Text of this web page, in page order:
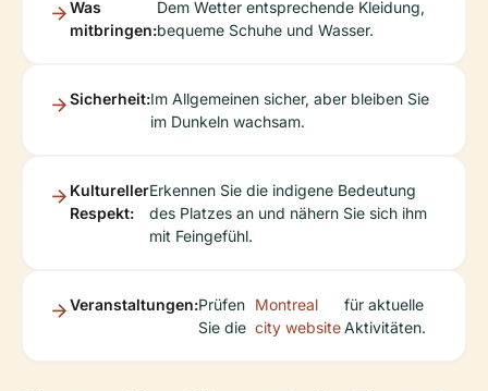
Was
mitbringen:
Dem Wetter entsprechende Kleidung,
bequeme Schuhe und Wasser.
Sicherheit:Im Allgemeinen sicher, aber bleiben Sie
im Dunkeln wachsam.
Kultureller
Respekt:
Erkennen Sie die indigene Bedeutung
des Platzes an und nähern Sie sich ihm
mit Feingefühl.
Veranstaltungen:Prüfen
Sie die
Montreal
city website
für aktuelle
Aktivitäten.